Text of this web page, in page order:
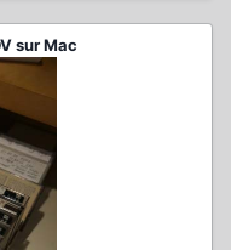
sur Mac